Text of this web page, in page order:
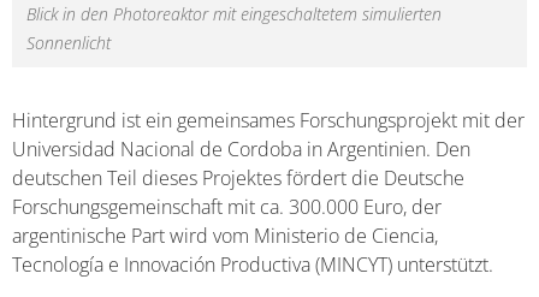
Blick in den Photoreaktor mit eingeschaltetem simulierten
Sonnenlicht
Hintergrund ist ein gemeinsames Forschungsprojekt mit der
Universidad Nacional de Cordoba in Argentinien. Den
deutschen Teil dieses Projektes fördert die Deutsche
Forschungsgemeinschaft mit ca. 300.000 Euro, der
argentinische Part wird vom Ministerio de Ciencia,
Tecnología e Innovación Productiva (MINCYT) unterstützt.